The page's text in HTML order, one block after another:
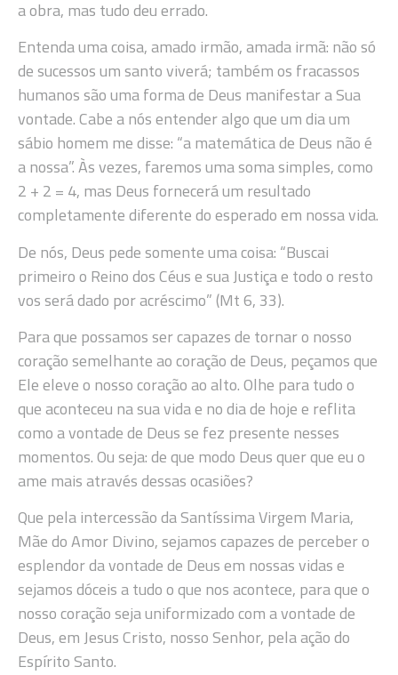
a obra, mas tudo deu errado.
Entenda uma coisa, amado irmão, amada irmã: não só
de sucessos um santo viverá; também os fracassos
humanos são uma forma de Deus manifestar a Sua
vontade. Cabe a nós entender algo que um dia um
sábio homem me disse: “a matemática de Deus não é
a nossa”. Às vezes, faremos uma soma simples, como
2 + 2 = 4, mas Deus fornecerá um resultado
completamente diferente do esperado em nossa vida.
De nós, Deus pede somente uma coisa: “Buscai
primeiro o Reino dos Céus e sua Justiça e todo o resto
vos será dado por acréscimo” (Mt 6, 33).
Para que possamos ser capazes de tornar o nosso
coração semelhante ao coração de Deus, peçamos que
Ele eleve o nosso coração ao alto. Olhe para tudo o
que aconteceu na sua vida e no dia de hoje e reflita
como a vontade de Deus se fez presente nesses
momentos. Ou seja: de que modo Deus quer que eu o
ame mais através dessas ocasiões?
Que pela intercessão da Santíssima Virgem Maria,
Mãe do Amor Divino, sejamos capazes de perceber o
esplendor da vontade de Deus em nossas vidas e
sejamos dóceis a tudo o que nos acontece, para que o
nosso coração seja uniformizado com a vontade de
Deus, em Jesus Cristo, nosso Senhor, pela ação do
Espírito Santo.